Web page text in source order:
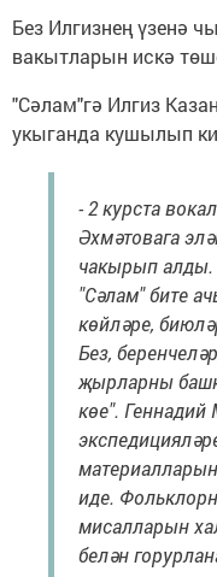
Без Илгизнең үзенә
вакытларын искә
"Сәлам"гә Илгиз
укыганда кушылып
- 2 курста
Әхмәтовага
чакырып
"Сәлам" бите
көйләре,
Без,
җырларны
көе".
иде.
мисалларын
белән